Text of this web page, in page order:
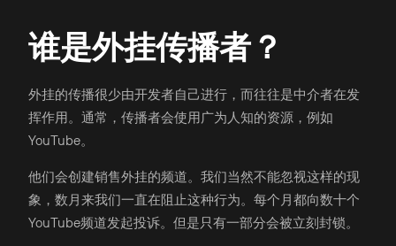
谁是外挂传播者？
外挂的传播很少由开发者自己进行，而往往是中介者在发
挥作用。通常，传播者会使用广为人知的资源，例如
YouTube。
他们会创建销售外挂的频道。我们当然不能忽视这样的现
象，数月来我们一直在阻止这种行为。每个月都向数十个
YouTube频道发起投诉。但是只有一部分会被立刻封锁。